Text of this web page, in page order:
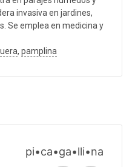
invasiva en jardines,
Se emplea en medicina y
, pamplina
pi•ca•ga•lli•na